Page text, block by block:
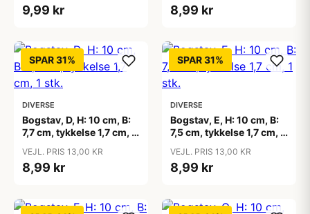
9,99 kr 8,99 kr
SPAR 31%
DIVERSE
Bogstav, D, H: 10 cm, B:
7,7 cm, tykkelse 1,7 cm, 1
VEJL. PRIS 13,00 KR
8,99 kr
SPAR 31%
DIVERSE
Bogstav, E, H: 10 cm, B:
7,5 cm, tykkelse 1,7 cm, 1
VEJL. PRIS 13,00 KR
8,99 kr